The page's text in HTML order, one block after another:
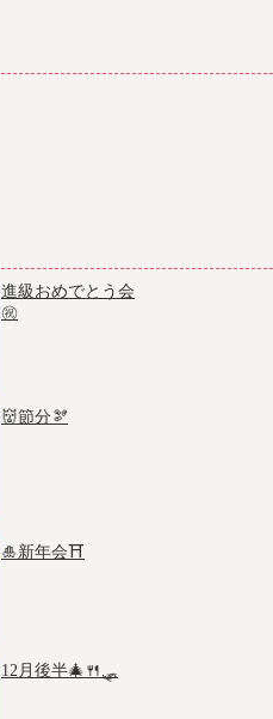
進級おめでとう会
㊗️
👹節分🫘
🎍新年会⛩️
12月後半🎄🍴🛷